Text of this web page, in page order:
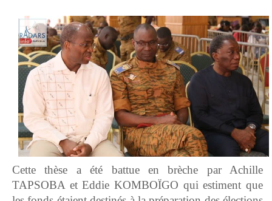
Cette thèse a été battue en brèche par Achille
TAPSOBA et Eddie KOMBOÏGO qui estiment que